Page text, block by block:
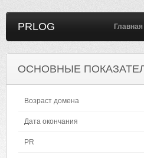
PRLOG Главная
ОСНОВНЫЕ
Возраст домена
Дата окончания
PR